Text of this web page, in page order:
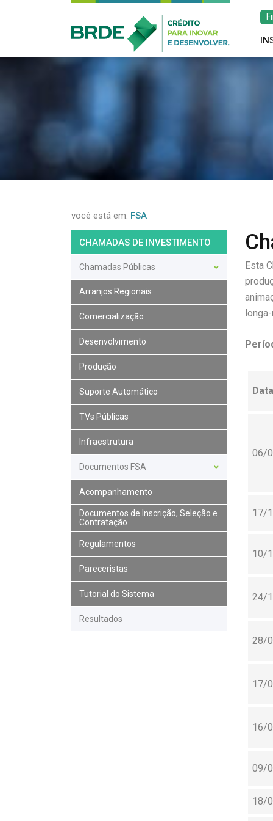
você está em: FSA
CHAMADAS DE INVESTIMENTO
Chamadas Públicas
Arranjos Regionais
Comercialização
Desenvolvimento
Produção
Suporte Automático
TVs Públicas
Infraestrutura
Documentos FSA
Acompanhamento
Documentos de Inscrição, Seleção e
Contratação
Regulamentos
Pareceristas
Tutorial do Sistema
Resultados
Esta
06/
17/
10/
24/
28/
17/
16/
09/
18/